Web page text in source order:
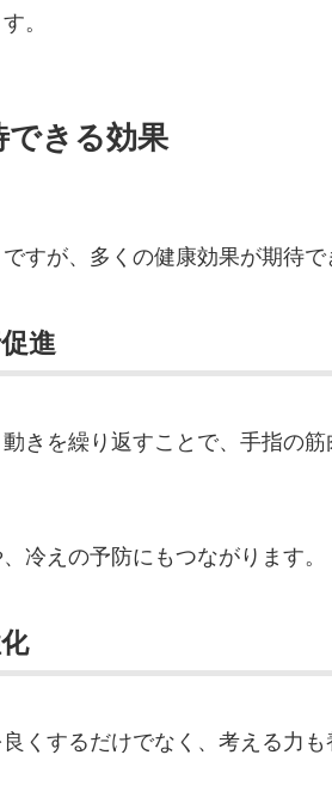
。
きる効果
すが、多くの健康効果が期待で
進
きを繰り返すことで、手指の
冷えの予防にもつながります。
くするだけでなく、考える力も